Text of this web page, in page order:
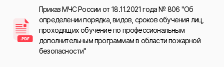
Приказ МЧС России от 18.11.2021 года № 806 "Об
определении порядка, видов, сроков обучения лиц,
проходящих обучение по профессиональным
дополнительным программам в области пожарной
безопасности"